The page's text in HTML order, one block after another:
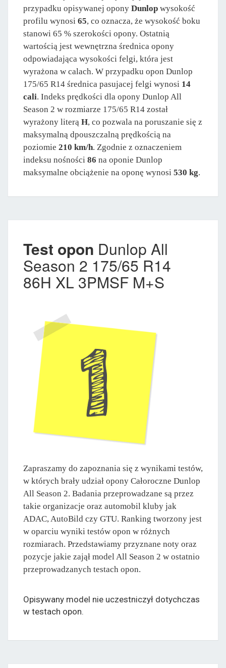
przypadku opisywanej opony Dunlop wysokość
profilu wynosi 65, co oznacza, że wysokość boku
stanowi 65 % szerokości opony. Ostatnią
wartością jest wewnętrzna średnica opony
odpowiadająca wysokości felgi, która jest
wyrażona w calach. W przypadku opon Dunlop
175/65 R14 średnica pasujacej felgi wynosi 14
cali. Indeks prędkości dla opony Dunlop All
Season 2 w rozmiarze 175/65 R14 został
wyrażony literą H, co pozwala na poruszanie się z
maksymalną dpouszczalną prędkością na
poziomie 210 km/h. Zgodnie z oznaczeniem
indeksu nośności 86 na oponie Dunlop
maksymalne obciążenie na oponę wynosi 530 kg.
Test opon Dunlop All
Season 2 175/65 R14
86H XL 3PMSF M+S
Zapraszamy do zapoznania się z wynikami testów,
w których brały udział opony Całoroczne Dunlop
All Season 2. Badania przeprowadzane są przez
takie organizacje oraz automobil kluby jak
ADAC, AutoBild czy GTU. Ranking tworzony jest
w oparciu wyniki testów opon w różnych
rozmiarach. Przedstawiamy przyznane noty oraz
pozycje jakie zajął model All Season 2 w ostatnio
przeprowadzanych testach opon.
Opisywany model nie uczestniczył dotychczas
w testach opon.